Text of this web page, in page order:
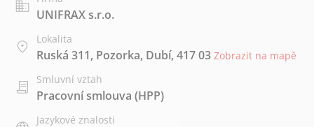
UNIFRAX s.r.o.
Lokalita
Ruská 311, Pozorka, Dubí, 417 03 Zobrazit na mapě
Smluvní vztah
Pracovní smlouva (HPP)
Jazykové znalosti